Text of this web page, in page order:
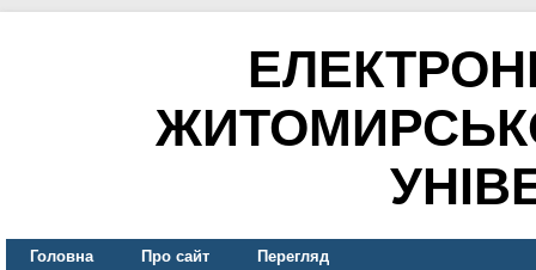
Головна Про сайт Перегляд